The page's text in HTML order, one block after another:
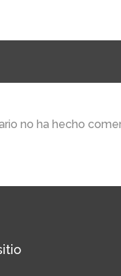
no ha hecho